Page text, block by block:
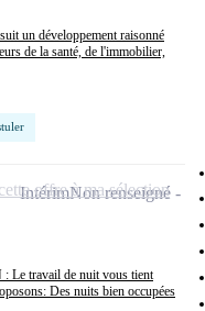
un développement raisonné
de la santé, de l'immobilier,
Le travail de nuit vous tient
Des nuits bien occupées
IntérimNon renseigné
offre à ma sélection